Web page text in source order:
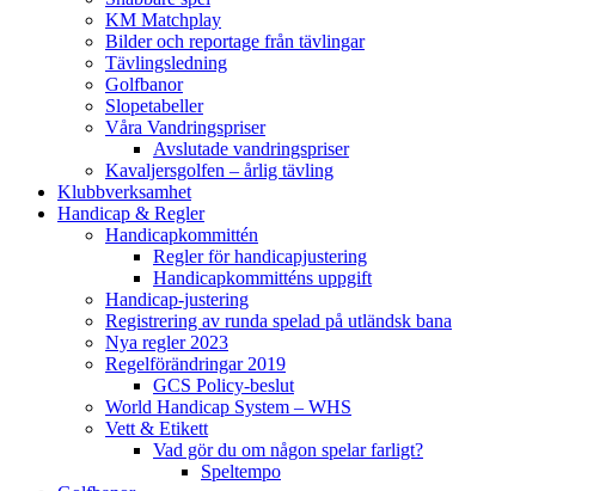
KM Matchplay
Bilder och reportage från tävlingar
Tävlingsledning
Golfbanor
Slopetabeller
Våra Vandringspriser
Avslutade vandringspriser
Kavaljersgolfen – årlig tävling
Klubbverksamhet
Handicap & Regler
Handicapkommittén
Regler för handicapjustering
Handicapkommitténs uppgift
Handicap-justering
Registrering av runda spelad på utländsk bana
Nya regler 2023
Regelförändringar 2019
GCS Policy-beslut
World Handicap System – WHS
Vett & Etikett
Vad gör du om någon spelar farligt?
Speltempo